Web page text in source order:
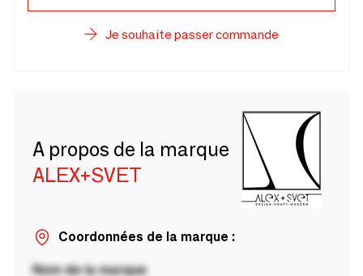
Je souhaite passer commande
A propos de la marque
ALEX+SVET
Coordonnées de la marque :
Nom de la marque